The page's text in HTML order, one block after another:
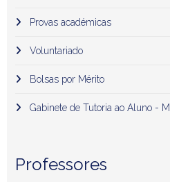
Provas académicas
Voluntariado
Bolsas por Mérito
Gabinete de Tutoria ao Aluno - M
Professores